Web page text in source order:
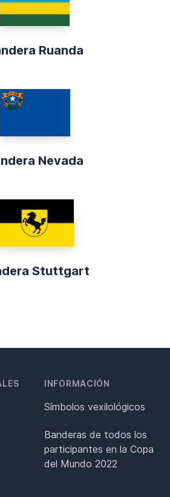
Ruanda
Nevada
Stuttgart
INFORMACIÓN
Símbolos vexilológicos
Banderas de todos los
participantes en la Copa
del Mundo 2022